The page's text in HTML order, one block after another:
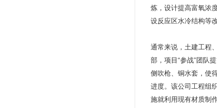
炼，设计提高富氧浓
设反应区水冷结构等
通常来说，土建工程
部，项目“参战”团队
侧吹枪、铜水套，使
进度。该公司工程组
施就利用现有材质制